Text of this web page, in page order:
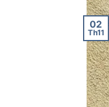
02
Th11